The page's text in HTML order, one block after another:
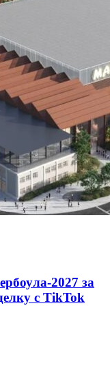
2027 за
с TikTok